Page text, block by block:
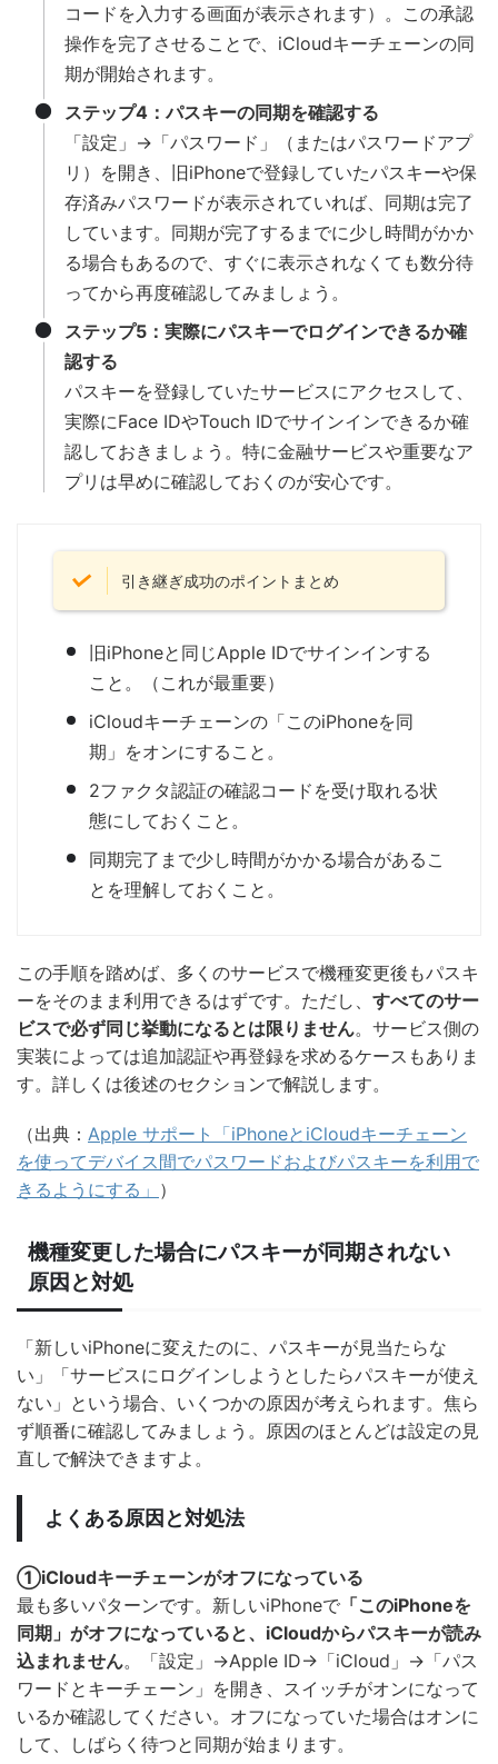
コードを入力する画面が表示されます）。この承認
操作を完了させることで、iCloudキーチェーンの同
期が開始されます。
ステップ4：パスキーの同期を確認する
「設定」→「パスワード」（またはパスワードアプ
リ）を開き、旧iPhoneで登録していたパスキーや保
存済みパスワードが表示されていれば、同期は完了
しています。同期が完了するまでに少し時間がかか
る場合もあるので、すぐに表示されなくても数分待
ってから再度確認してみましょう。
ステップ5：実際にパスキーでログインできるか確
認する
パスキーを登録していたサービスにアクセスして、
実際にFace IDやTouch IDでサインインできるか確
認しておきましょう。特に金融サービスや重要なア
プリは早めに確認しておくのが安心です。
引き継ぎ成功のポイントまとめ
旧iPhoneと同じApple IDでサインインする
こと。（これが最重要）
iCloudキーチェーンの「このiPhoneを同
期」をオンにすること。
2ファクタ認証の確認コードを受け取れる状
態にしておくこと。
同期完了まで少し時間がかかる場合があるこ
とを理解しておくこと。
この手順を踏めば、多くのサービスで機種変更後もパスキ
ーをそのまま利用できるはずです。ただし、 すべてのサー
ビスで必ず同じ挙動になるとは限りません。サービス側の
実装によっては追加認証や再登録を求めるケースもありま
す。詳しくは後述のセクションで解説します。
（出典： Apple サポート「iPhoneとiCloudキーチェーン
を使ってデバイス間でパスワードおよびパスキーを利用で
きるようにする」 ）
機種変更した場合にパスキーが同期されない
原因と対処
「新しいiPhoneに変えたのに、パスキーが見当たらな
い」「サービスにログインしようとしたらパスキーが使え
ない」という場合、いくつかの原因が考えられます。焦ら
ず順番に確認してみましょう。原因のほとんどは設定の見
直しで解決できますよ。
よくある原因と対処法
①iCloudキーチェーンがオフになっている
最も多いパターンです。新しいiPhoneで 「このiPhoneを
同期」がオフになっていると、iCloudからパスキーが読み
込まれません。「設定」→Apple ID→「iCloud」→「パス
ワードとキーチェーン」を開き、スイッチがオンになって
いるか確認してください。オフになっていた場合はオンに
して、しばらく待つと同期が始まります。